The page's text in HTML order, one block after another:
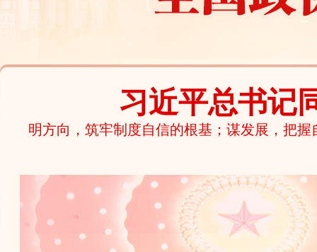
习近平总书记
明方向，筑牢制度自信的根基；谋发展，把